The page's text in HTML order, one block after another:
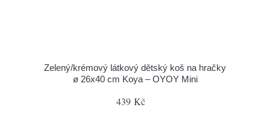
Zelený/krémový látkový dětský koš na hračky
ø 26x40 cm Koya – OYOY Mini
439 Kč